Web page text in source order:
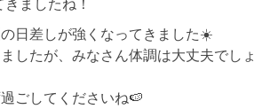
日差しが強くなってきました☀️
したが、みなさん体調は大丈夫でしょ
ごしてくださいね🍉